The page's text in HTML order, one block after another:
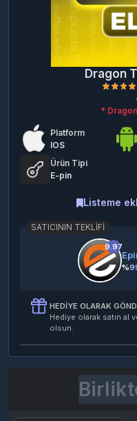
Dragon
*
Platform
IOS
Ürün Tipi
E-pin
Listeme
SATICININ TEKLIFI
9.97
%
HEDIYE OLARAK
Hediye olarak satın al
olsun.